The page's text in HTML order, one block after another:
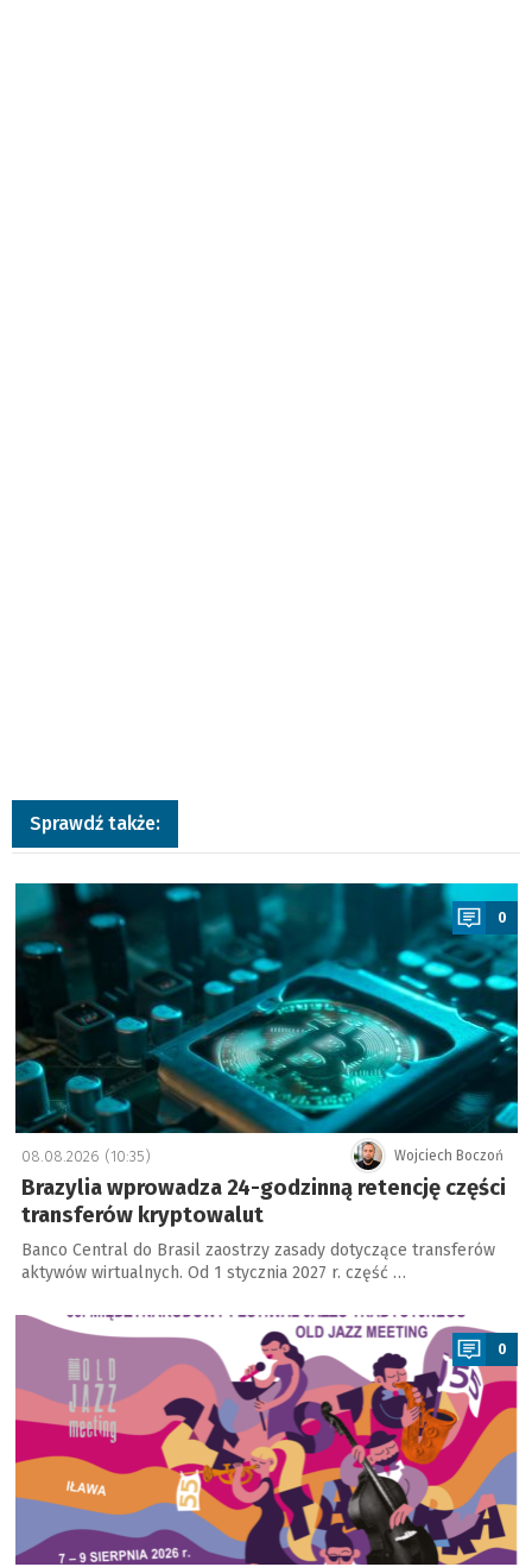
Sprawdź także:
a
0
Wojciech Boczoń
08.08.2026 (10:35)
Brazylia wprowadza 24-godzinną retencję części
transferów kryptowalut
Banco Central do Brasil zaostrzy zasady dotyczące transferów
aktywów wirtualnych. Od 1 stycznia 2027 r. część …
a
0